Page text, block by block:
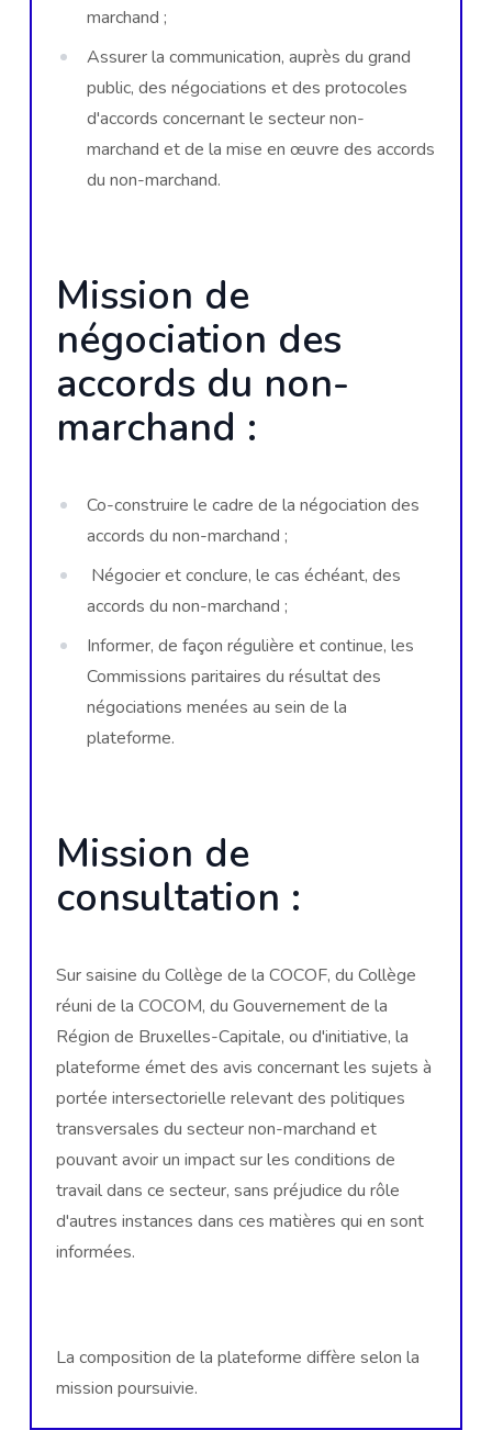
marchand ;
Assurer la communication, auprès du grand
public, des négociations et des protocoles
d'accords concernant le secteur non-
marchand et de la mise en œuvre des accords
du non-marchand.
Mission de
négociation des
accords du non-
marchand :
Co-construire le cadre de la négociation des
accords du non-marchand ;
Négocier et conclure, le cas échéant, des
accords du non-marchand ;
Informer, de façon régulière et continue, les
Commissions paritaires du résultat des
négociations menées au sein de la
plateforme.
Mission de
consultation :
Sur saisine du Collège de la COCOF, du Collège
réuni de la COCOM, du Gouvernement de la
Région de Bruxelles-Capitale, ou d'initiative, la
plateforme émet des avis concernant les sujets à
portée intersectorielle relevant des politiques
transversales du secteur non-marchand et
pouvant avoir un impact sur les conditions de
travail dans ce secteur, sans préjudice du rôle
d'autres instances dans ces matières qui en sont
informées.
La composition de la plateforme diffère selon la
mission poursuivie.